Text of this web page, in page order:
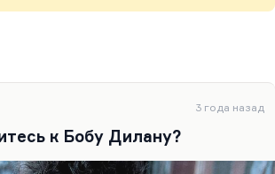
3 года назад
к Бобу Дилану?